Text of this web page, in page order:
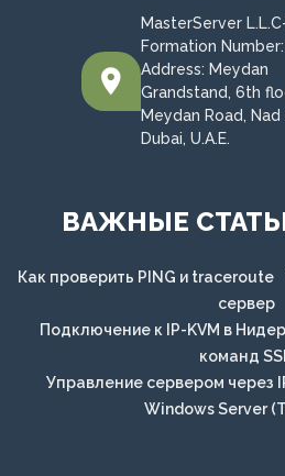
MasterServer
Formation Number:
Address: Meydan
Grandstand, 6th
Meydan Road, Nad
Dubai, U.A.E.
ВАЖНЫЕ
Как проверить PING и traceroute
сервер
Подключение к IP-KVM в
команд
Управление сервером через
Windows Server